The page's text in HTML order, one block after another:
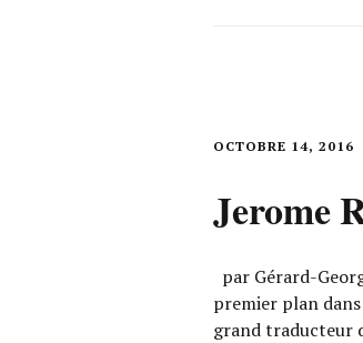
OCTOBRE 14, 2016
Jerome
par Gérard-
premier plan
grand traducteur